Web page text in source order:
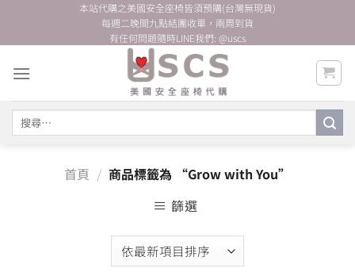
content
本站代購之美國安全座椅皆須預購(台灣無現貨)
每週二晚間九點結團收單，兩周到貨
有任何問題隨時LINE我們: @uscs
首頁 / 商品標籤為 “Grow with You”
篩選